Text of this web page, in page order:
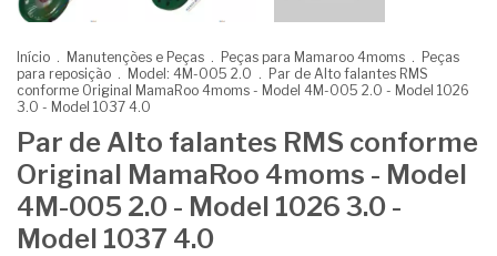
Início . Manutenções e Peças . Peças para Mamaroo 4moms . Peças
para reposição . Model: 4M-005 2.0 . Par de Alto falantes RMS
conforme Original MamaRoo 4moms - Model 4M-005 2.0 - Model 1026
3.0 - Model 1037 4.0
Par de Alto falantes RMS conforme
Original MamaRoo 4moms - Model
4M-005 2.0 - Model 1026 3.0 -
Model 1037 4.0